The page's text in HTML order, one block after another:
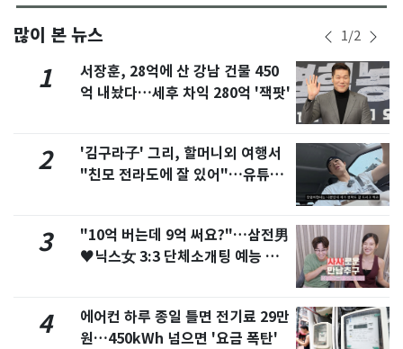
많이 본 뉴스 1/2
1
서장훈, 28억에 산 강남 건물 450
억 내놨다…세후 차익 280억 '잭팟'
2
'김구라子' 그리, 할머니외 여행서
"친모 전라도에 잘 있어"…유튜브
3
"10억 버는데 9억 써요?"…삼전男
♥닉스女 3:3 단체소개팅 예능 화
4
에어컨 하루 종일 틀면 전기료 29만
원…450kWh 넘으면 '요금 폭탄'